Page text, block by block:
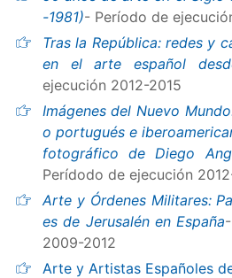
-1981)- Período de
Tras la República: redes y
en el arte español
ejecución 2012-2015
Imágenes del Nuevo
o portugués e
fotográfico de Diego
Perídodo de ejecución
Arte y Órdenes Militares:
es de Jerusalén en España
2009-2012
Arte y Artistas Españoles